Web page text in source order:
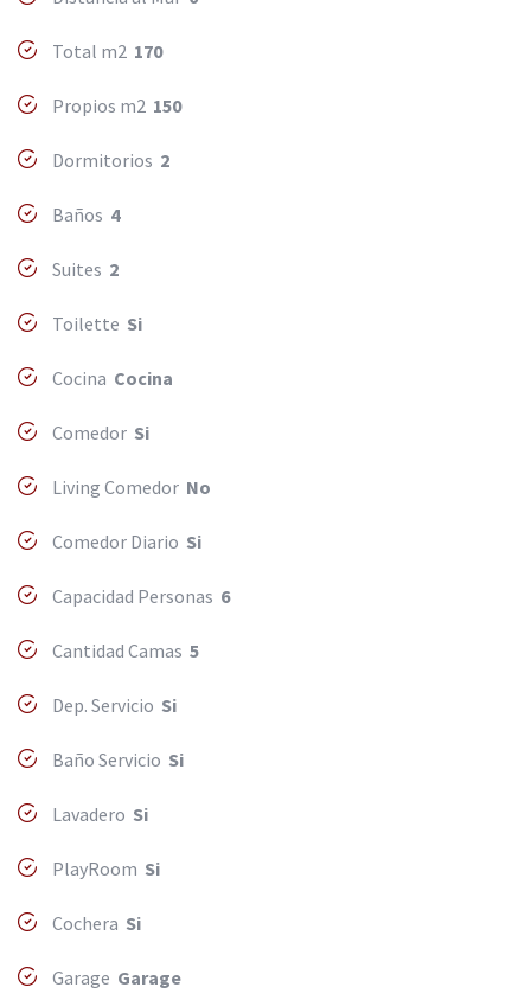
Total m2 170
Propios m2 150
Dormitorios 2
Baños 4
Suites 2
Toilette Si
Cocina Cocina
Comedor Si
Living Comedor No
Comedor Diario Si
Capacidad Personas 6
Cantidad Camas 5
Dep. Servicio Si
Baño Servicio Si
Lavadero Si
PlayRoom Si
Cochera Si
Garage Garage